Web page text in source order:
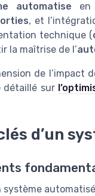
automatise en
, et
technique (
la maîtrise de l’
de l’impact
détaillé sur
d’un
système